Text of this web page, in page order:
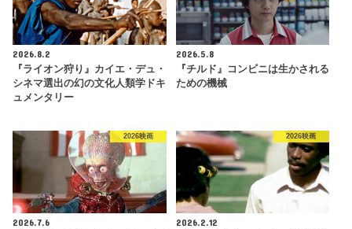
2026.8.2
『ライオン狩り』カイエ・デュ・
シネマ選出の幻の文化人類学ドキ
ュメンタリー
2026.5.8
『チルド』コンビニは生かされる
ための機械
2026映画
2026.7.6
2026映画
2026.2.12